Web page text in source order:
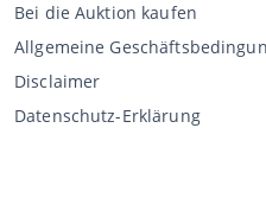
Bei die Auktion kaufen
Allgemeine
Disclaimer
Datenschutz-Erklärung